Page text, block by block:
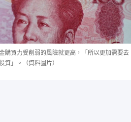
購買力受削弱的風險就更高，「所以更加需要去
資」。（資料圖片）